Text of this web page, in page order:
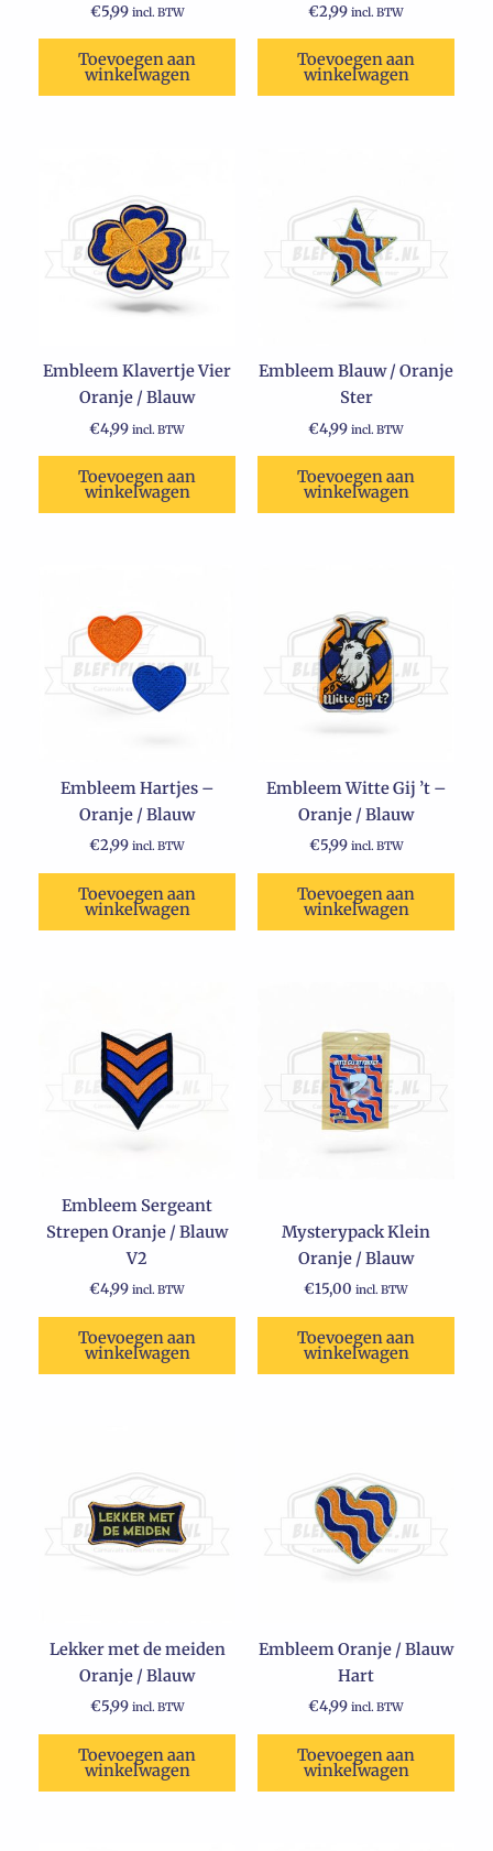
€5,99 incl. BTW
Toevoegen aan
winkelwagen
€2,99 incl. BTW
Toevoegen aan
winkelwagen
Embleem Klavertje Vier
Oranje / Blauw
€4,99 incl. BTW
Toevoegen aan
winkelwagen
Embleem Blauw / Oranje
Ster
€4,99 incl. BTW
Toevoegen aan
winkelwagen
Embleem Hartjes –
Oranje / Blauw
€2,99 incl. BTW
Toevoegen aan
winkelwagen
Embleem Witte Gij ’t –
Oranje / Blauw
€5,99 incl. BTW
Toevoegen aan
winkelwagen
Embleem Sergeant
Strepen Oranje / Blauw
V2
€4,99 incl. BTW
Toevoegen aan
winkelwagen
Mysterypack Klein
Oranje / Blauw
€15,00 incl. BTW
Toevoegen aan
winkelwagen
Lekker met de meiden
Oranje / Blauw
€5,99 incl. BTW
Toevoegen aan
winkelwagen
Embleem Oranje / Blauw
Hart
€4,99 incl. BTW
Toevoegen aan
winkelwagen